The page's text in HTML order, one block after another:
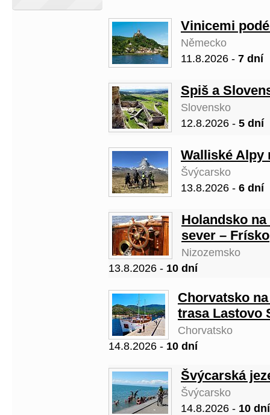
Vinicemi
Německo
11.8.2026 - 7 dní
Spiš a
Slovensko
12.8.2026 - 5 dní
Walliské Alpy
Švýcarsko
13.8.2026 - 6 dní
Holandsko
sever – Frísko
Nizozemsko
13.8.2026 - 10 dní
Chorvatsko
trasa Lastovo
Chorvatsko
14.8.2026 - 10 dní
Švýcarská
Švýcarsko
14.8.2026 - 10 dní